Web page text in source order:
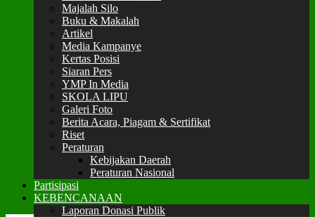
Majalah Silo
Buku & Makalah
Artikel
Media Kampanye
Kertas Posisi
Siaran Pers
YMP In Media
SKOLA LIPU
Galeri Foto
Berita Acara, Piagam & Sertifikat
Riset
Peraturan
Kebijakan Daerah
Peraturan Nasional
Partisipasi
KEBENCANAAN
Laporan Donasi Publik